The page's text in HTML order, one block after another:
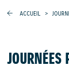
ACCUEIL >
JOURNÉES